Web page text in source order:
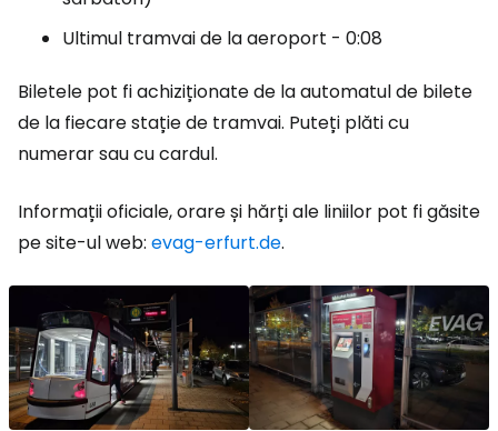
Ultimul tramvai de la aeroport - 0:08
Biletele pot fi achiziționate de la automatul de bilete
de la fiecare stație de tramvai. Puteți plăti cu
numerar sau cu cardul.
Informații oficiale, orare și hărți ale liniilor pot fi găsite
pe site-ul web: evag-erfurt.de.